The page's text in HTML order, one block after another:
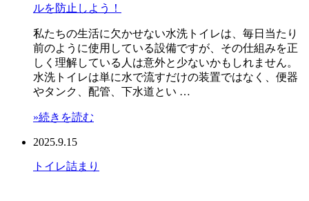
ルを防止しよう！
私たちの生活に欠かせない水洗トイレは、毎日当たり
前のように使用している設備ですが、その仕組みを正
しく理解している人は意外と少ないかもしれません。
水洗トイレは単に水で流すだけの装置ではなく、便器
やタンク、配管、下水道とい …
»続きを読む
2025.9.15
トイレ詰まり